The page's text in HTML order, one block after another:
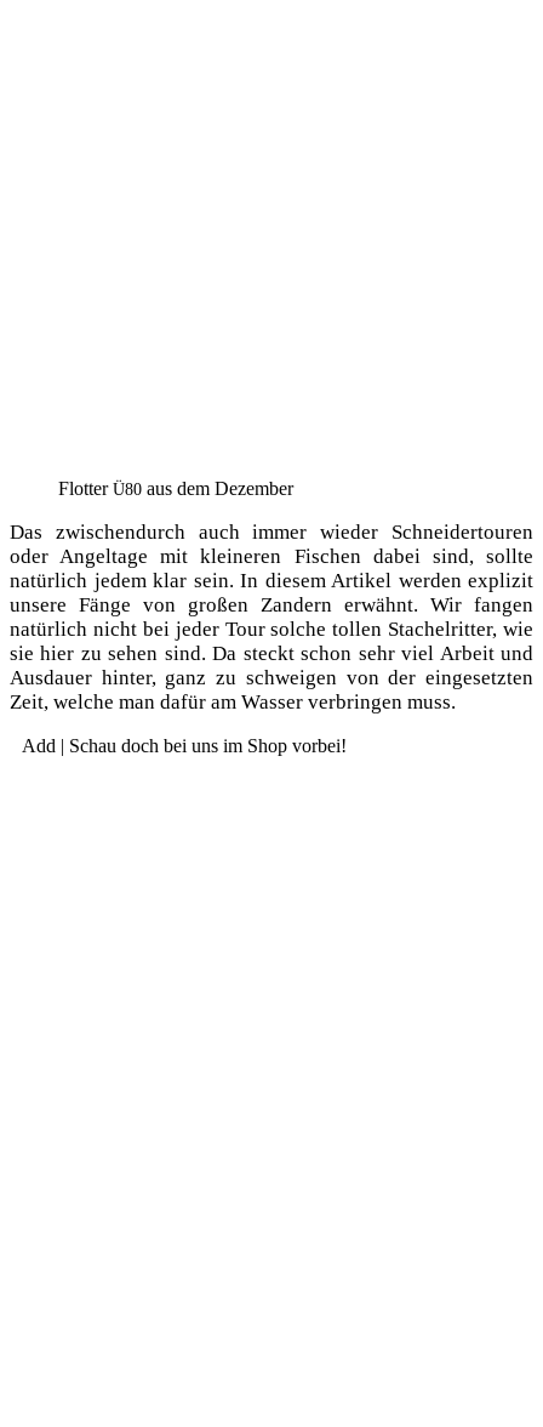
Flot­terÜ80 aus dem Dezember
Das zwi­schen­durch auch immer wie­der Schnei­der­tou­ren
oder Angel­ta­ge mit klei­ne­ren Fischen dabei sind, soll­te
natür­lich jedem klar sein. In die­sem Arti­kel wer­den expli­zit
unse­re Fän­ge von gro­ßen Zan­dern erwähnt. Wir fan­gen
natür­lich nicht bei jeder Tour sol­che tol­len Sta­chel­rit­ter, wie
sie hier zu sehen sind. Da steckt schon sehr viel Arbeit und
Aus­dau­er hin­ter, ganz zu schwei­gen von der ein­ge­setz­ten
Zeit, wel­che man dafür am Was­ser ver­brin­gen muss.
Add | Schau doch bei uns im Shop vorbei!